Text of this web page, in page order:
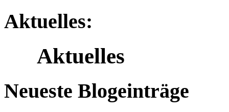
Aktuelles:
Aktuelles
Neueste Blogeinträge